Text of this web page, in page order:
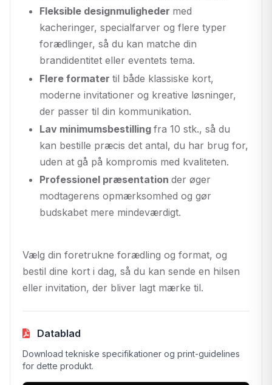
Fleksible designmuligheder med
kacheringer, specialfarver og flere typer
forædlinger, så du kan matche din
brandidentitet eller eventets tema.
Flere formater til både klassiske kort,
moderne invitationer og kreative løsninger,
der passer til din kommunikation.
Lav minimumsbestilling fra 10 stk., så du
kan bestille præcis det antal, du har brug for,
uden at gå på kompromis med kvaliteten.
Professionel præsentation der øger
modtagerens opmærksomhed og gør
budskabet mere mindeværdigt.
Vælg din foretrukne forædling og format, og
bestil dine kort i dag, så du kan sende en hilsen
eller invitation, der bliver lagt mærke til.
Datablad
Download tekniske specifikationer og print-guidelines
for dette produkt.